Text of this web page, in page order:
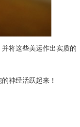
将这些美运作出实质的
神经活跃起来！